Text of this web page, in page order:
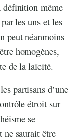
définition même
les uns et les
peut néanmoins
homogènes,
de la laïcité.
partisans d’une
étroit sur
se
ne saurait être